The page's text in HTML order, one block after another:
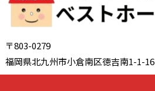
〒803-0279
福岡県北九州市小倉南区徳吉南1-1-16